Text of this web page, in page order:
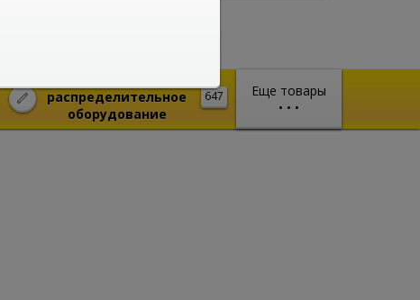
Еще товары
• • •
647
распределительное
оборудование